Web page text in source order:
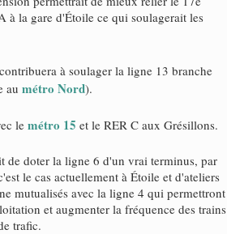
à la gare d'Étoile ce qui soulagerait les
contribuera à soulager la ligne 13 branche
au métro Nord).
lemétro 15 et le RER C aux Grésillons.
de doter la ligne 6 d'un vrai terminus, par
le cas actuellement à Étoile et d'ateliers
mutualisés avec la ligne 4 qui permettront
et augmenter la fréquence des trains
trafic.